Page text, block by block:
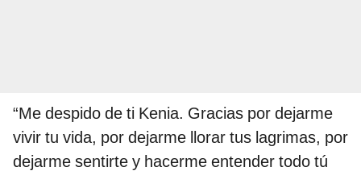
“Me despido de ti Kenia. Gracias por dejarme
vivir tu vida, por dejarme llorar tus lagrimas, por
dejarme sentirte y hacerme entender todo tú